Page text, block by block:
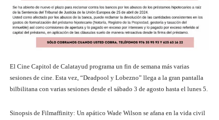
El Cine Capitol de Calatayud programa un fin de semana más varias
sesiones de cine. Esta vez, “Deadpool y Lobezno” llega a la gran pantalla
bilbilitana con varias sesiones desde el sábado 3 de agosto hasta el lunes 5.
Sinopsis de Filmaffinity: Un apático Wade Wilson se afana en la vida civil